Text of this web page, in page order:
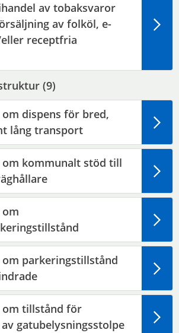
av tobaksvaror
av folköl, e-
receptfria
(9)
om dispens för bred,
lång transport
om kommunalt stöd till
om
om parkeringstillstånd
om tillstånd för
gatubelysningsstolpe